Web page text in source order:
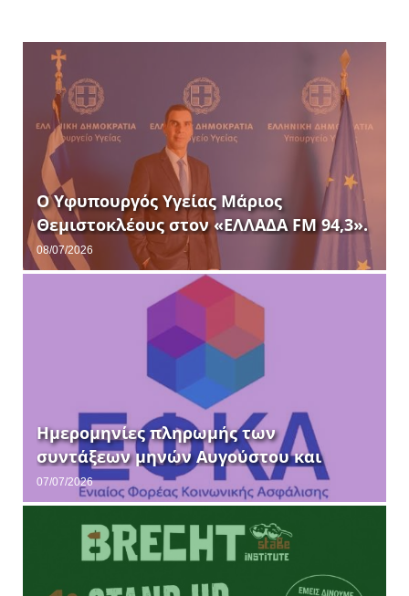
Ο Υφυπουργός Υγείας Μάριος
Θεμιστοκλέους στον «ΕΛΛΑΔΑ FM 94,3».
08/07/2026
Ημερομηνίες πληρωμής των
συντάξεων μηνών Αυγούστου και
Σεπτεμβρίου 2026.
07/07/2026